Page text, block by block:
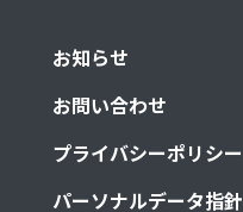
お知らせ
お問い合わせ
プライバシーポリシー
パーソナルデータ指針